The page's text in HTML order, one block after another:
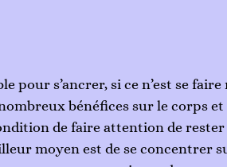
pour s’ancrer, si ce n’est se
bénéfices sur le corps
de faire attention de
moyen est de se concentrer